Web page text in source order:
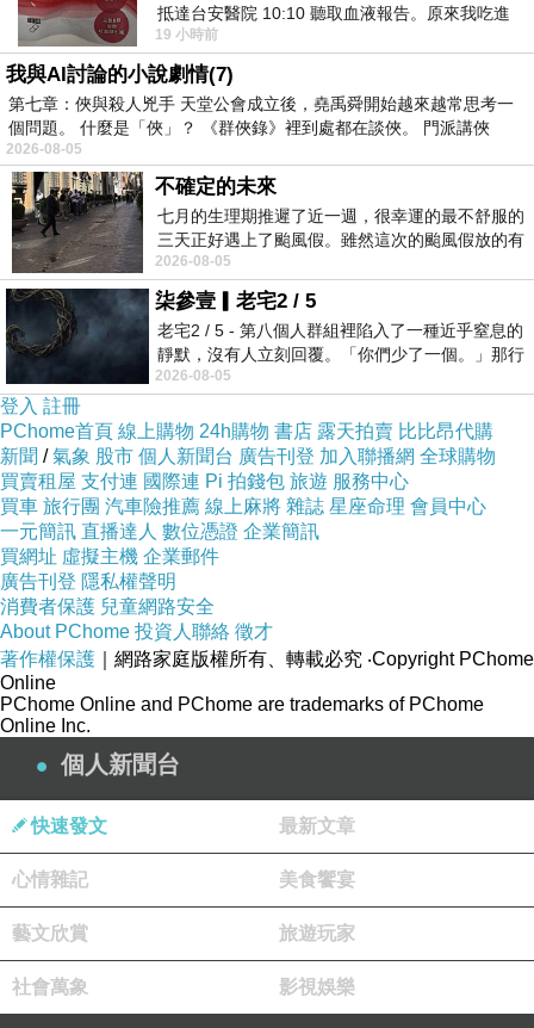
C)100- 120個
11.張老師家的飯廳，可坐得下幾個人？
A) 5 個
12.請問包高麗菜gāo lí cài水餃須要哪些材料？
X、水餃皮
Y、餡 xiàn (絞肉 jiǎo
xiāng yóu děng )
Z、高麗菜
A) XY
B) XZ
C)XYZ
13.
他們煮水餃，配什麼湯呢？
A)玉米濃湯 B)貢丸湯 C)酸辣湯
填充：
_______(拿／把 書放在桌子上了。
室友
我煮好餃子，我看到盤子裡
抵達台安醫院 10:10 聽取血液報告。原來我吃進
去的 B12 彌可保並非沒有吸收而是超
19 小時前
我與AI討論的小說劇情(7)
第七章：俠與殺人兇手 天堂公會成立後，堯禹舜開始越來越常思考一
個問題。 什麼是「俠」？ 《群俠錄》裡到處都在談俠。 門派講俠
2026-08-05
不確定的未來
七月的生理期推遲了近一週，很幸運的最不舒服的
三天正好遇上了颱風假。雖然這次的颱風假放的有
點虛，因為風雨不大，但這也是最想要的
2026-08-05
柒參壹▎老宅2 / 5
老宅2 / 5 - 第八個人群組裡陷入了一種近乎窒息的
靜默，沒有人立刻回覆。「你們少了一個。」那行
字像一顆冰冷的鐵釘，硬生生刺進螢
2026-08-05
登入 註冊
PChome首頁 線上購物 24h購物 書店 露天拍賣 比比昂代購
新聞 /氣象 股市 個人新聞台 廣告刊登 加入聯播網 全球購物
買賣租屋 支付連 國際連 Pi 拍錢包 旅遊 服務中心
買車 旅行團 汽車險推薦 線上麻將 雜誌 星座命理 會員中心
一元簡訊 直播達人 數位憑證 企業簡訊
買網址 虛擬主機 企業郵件
廣告刊登 隱私權聲明
消費者保護 兒童網路安全
About PChome 投資人聯絡 徵才
著作權保護 ｜網路家庭版權所有、轉載必究 ‧Copyright PChome
Online
PChome Online and PChome are trademarks of PChome
Online Inc.
個人新聞台
快速發文 最新文章
心情雜記 美食饗宴
藝文欣賞 旅遊玩家
社會萬象 影視娛樂